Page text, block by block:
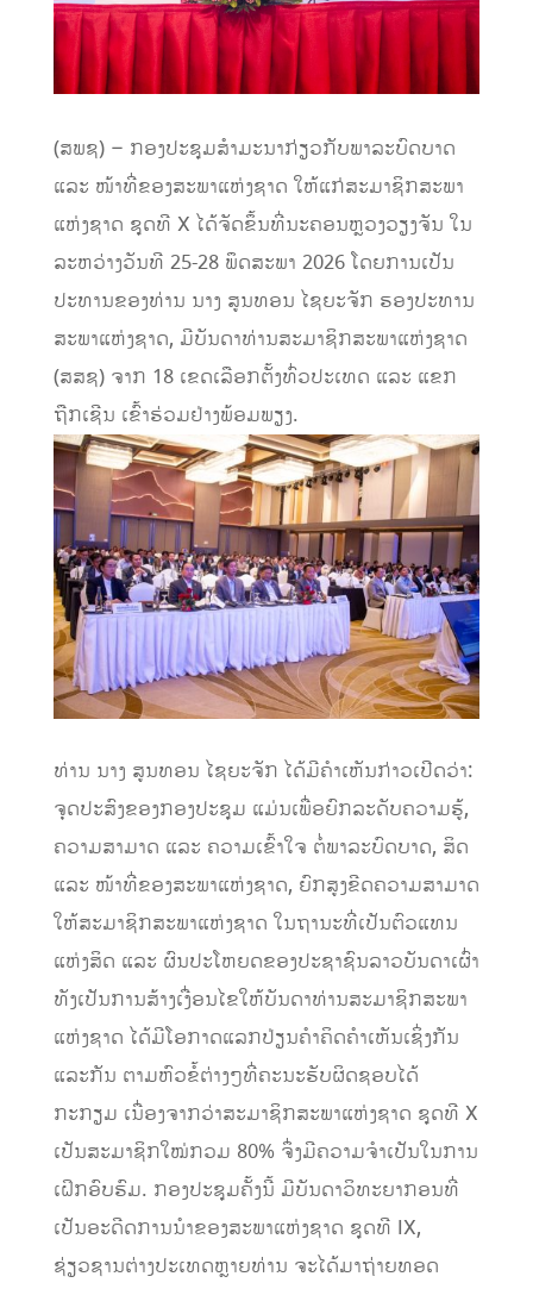
(ສພຊ) – ກອງປະຊຸມສໍາມະນາກ່ຽວກັບພາລະບົດບາດ
ແລະ ໜ້າທີ່ຂອງສະພາແຫ່ງຊາດ ໃຫ້ແກ່ສະມາຊິກສະພາ
ແຫ່ງຊາດ ຊຸດທີ X ໄດ້ຈັດຂຶ້ນທີ່ນະຄອນຫຼວງວຽງຈັນ ໃນ
ລະຫວ່າງວັນທີ 25-28 ພຶດສະພາ 2026 ໂດຍການເປັນ
ປະທານຂອງທ່ານ ນາງ ສູນທອນ ໄຊຍະຈັກ ຮອງປະທານ
ສະພາແຫ່ງຊາດ, ມີບັນດາທ່ານສະມາຊິກສະພາແຫ່ງຊາດ
(ສສຊ) ຈາກ 18 ເຂດເລືອກຕັ້ງທົ່ວປະເທດ ແລະ ແຂກ
ຖືກເຊີນ ເຂົ້າຮ່ວມຢ່າງພ້ອມພຽງ.
ທ່ານ ນາງ ສູນທອນ ໄຊຍະຈັກ ໄດ້ມີຄຳເຫັນກ່າວເປີດວ່າ:
ຈຸດປະສົງຂອງກອງປະຊຸມ ແມ່ນເພື່ອຍົກລະດັບຄວາມຮູ້,
ຄວາມສາມາດ ແລະ ຄວາມເຂົ້າໃຈ ຕໍ່ພາລະບົດບາດ, ສິດ
ແລະ ໜ້າທີ່ຂອງສະພາແຫ່ງຊາດ, ຍົກສູງຂີດຄວາມສາມາດ
ໃຫ້ສະມາຊິກສະພາແຫ່ງຊາດ ໃນຖານະທີ່ເປັນຕົວແທນ
ແຫ່ງສິດ ແລະ ຜົນປະໂຫຍດຂອງປະຊາຊົນລາວບັນດາເຜົ່າ
ທັງເປັນການສ້າງເງື່ອນໄຂໃຫ້ບັນດາທ່ານສະມາຊິກສະພາ
ແຫ່ງຊາດ ໄດ້ມີໂອກາດແລກປ່ຽນຄໍາຄິດຄໍາເຫັນເຊິ່ງກັນ
ແລະກັນ ຕາມຫົວຂໍ້ຕ່າງໆທີ່ຄະນະຮັບຜິດຊອບໄດ້
ກະກຽມ ເນື່ອງຈາກວ່າສະມາຊິກສະພາແຫ່ງຊາດ ຊຸດທີ X
ເປັນສະມາຊິກໃໝ່ກວມ 80% ຈຶ່ງມີຄວາມຈໍາເປັນໃນການ
ເຝິກອົບຮົມ. ກອງປະຊຸມຄັ້ງນີ້ ມີບັນດາວິທະຍາກອນທີ່
ເປັນອະດີດການນຳຂອງສະພາແຫ່ງຊາດ ຊຸດທີ IX,
ຊ່ຽວຊານຕ່າງປະເທດຫຼາຍທ່ານ ຈະໄດ້ມາຖ່າຍທອດ